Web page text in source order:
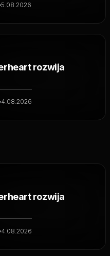
5.08.2026
rozwija
4.08.2026
rozwija
4.08.2026